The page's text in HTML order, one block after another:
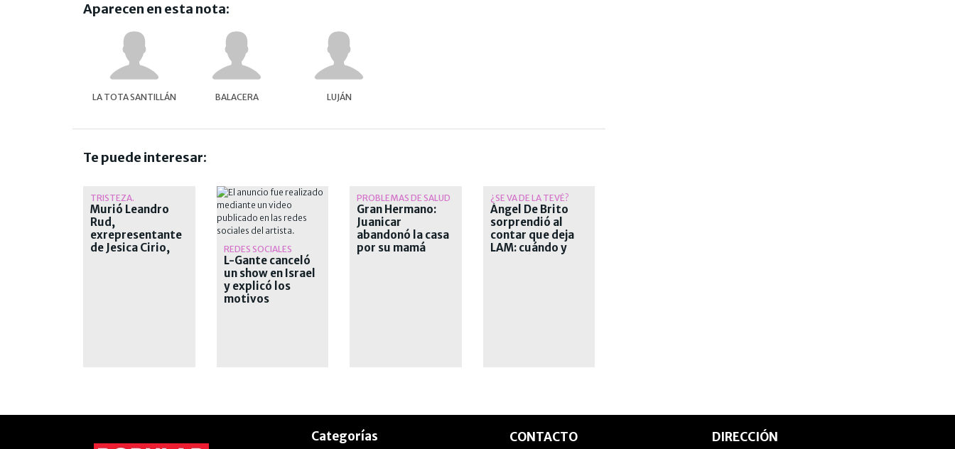
Aparecen en esta nota:
LA TOTA SANTILLÁN BALACERA LUJÁN
Te puede interesar:
TRISTEZA.
Murió Leandro
Rud,
exrepresentante
de Jesica Cirio,
REDES SOCIALES
L-Gante canceló
un show en Israel
y explicó los
motivos
PROBLEMAS DE SALUD
Gran Hermano:
Juanicar
abandonó la casa
por su mamá
¿SE VA DE LA TEVÉ?
Ángel De Brito
sorprendió al
contar que deja
LAM: cuándo y
Categorías CONTACTO DIRECCIÓN